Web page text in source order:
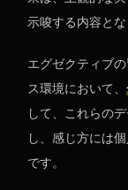
示唆する内容とな
エグゼクティブ
ス環境において、
して、これらの
し、感じ方には
です。